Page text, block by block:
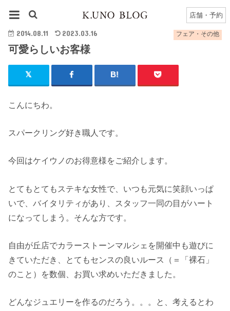
店舗・予約
フェア・その他
2014.08.11 2023.03.16
可愛らしいお客様
こんにちわ。
スパークリング好き職人です。
今回はケイウノのお得意様をご紹介します。
とてもとてもステキな女性で、いつも元気に笑顔いっぱ
いで、バイタリティがあり、スタッフ一同の目がハート
になってしまう。そんな方です。
自由が丘店でカラーストーンマルシェを開催中も遊びに
きていただき、とてもセンスの良いルース（＝「裸石」
のこと）を数個、お買い求めいただきました。
どんなジュエリーを作るのだろう。。。と、考えるとわ